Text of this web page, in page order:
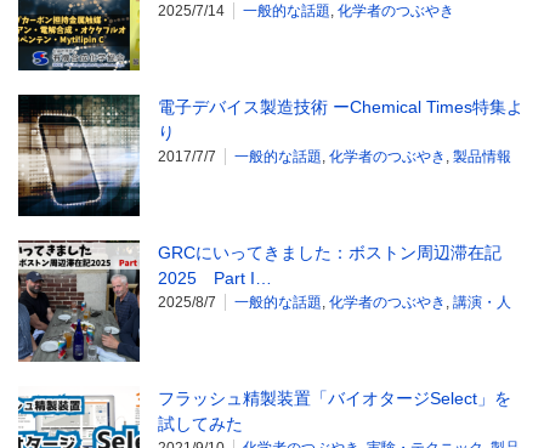
2025/7/14 一般的な話題, 化学者のつぶやき
電子デバイス製造技術 ーChemical Times特集よ
り
2017/7/7 一般的な話題, 化学者のつぶやき , 製品情報
GRCにいってきました：ボストン周辺滞在記
2025 Part I…
2025/8/7 一般的な話題, 化学者のつぶやき , 講演・人
フラッシュ精製装置「バイオタージSelect」を
試してみた